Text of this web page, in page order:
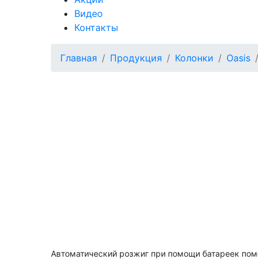
Видео
Контакты
Главная Продукция Колонки Oasis
Автоматический розжиг при помощи батареек